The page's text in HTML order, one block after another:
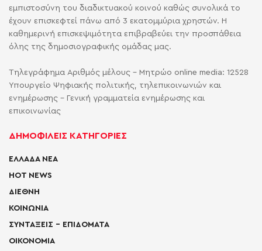
εμπιστοσύνη του διαδικτυακού κοινού καθώς συνολικά το
έχουν επισκεφτεί πάνω από 3 εκατομμύρια χρηστών. Η
καθημερινή επισκεψιμότητα επιβραβεύει την προσπάθεια
όλης της δημοσιογραφικής ομάδας μας.
Τηλεγράφημα Αριθμός μέλους - Μητρώο online media: 12528
Υπουργείο Ψηφιακής πολιτικής, τηλεπικοινωνιών και
ενημέρωσης - Γενική γραμματεία ενημέρωσης και
επικοινωνίας
ΔΗΜΟΦΙΛΕΙΣ ΚΑΤΗΓΟΡΙΕΣ
ΕΛΛΑΔΑ ΝΕΑ
HOT NEWS
ΔΙΕΘΝΗ
ΚΟΙΝΩΝΙΑ
ΣΥΝΤΑΞΕΙΣ – ΕΠΙΔΟΜΑΤΑ
ΟΙΚΟΝΟΜΙΑ